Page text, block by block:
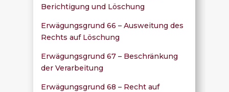
Berichtigung und Löschung
Erwägungsgrund 66 – Ausweitung des
Rechts auf Löschung
Erwägungsgrund 67 – Beschränkung
der Verarbeitung
Erwägungsgrund 68 – Recht auf